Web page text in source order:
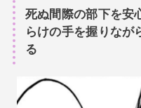
死ぬ間際の部下を安
らけの手を握りなが
る